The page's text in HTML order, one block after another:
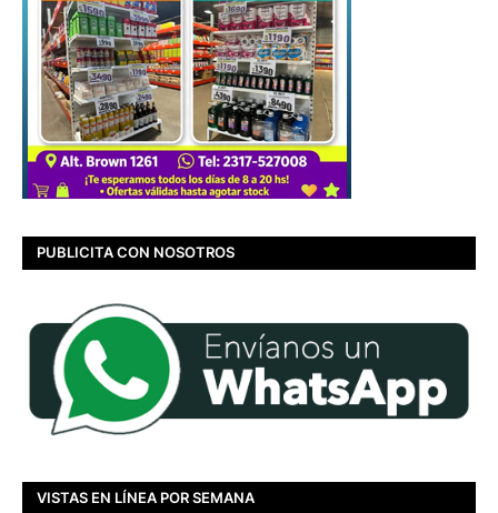
PUBLICITA CON NOSOTROS
VISTAS EN LÍNEA POR SEMANA